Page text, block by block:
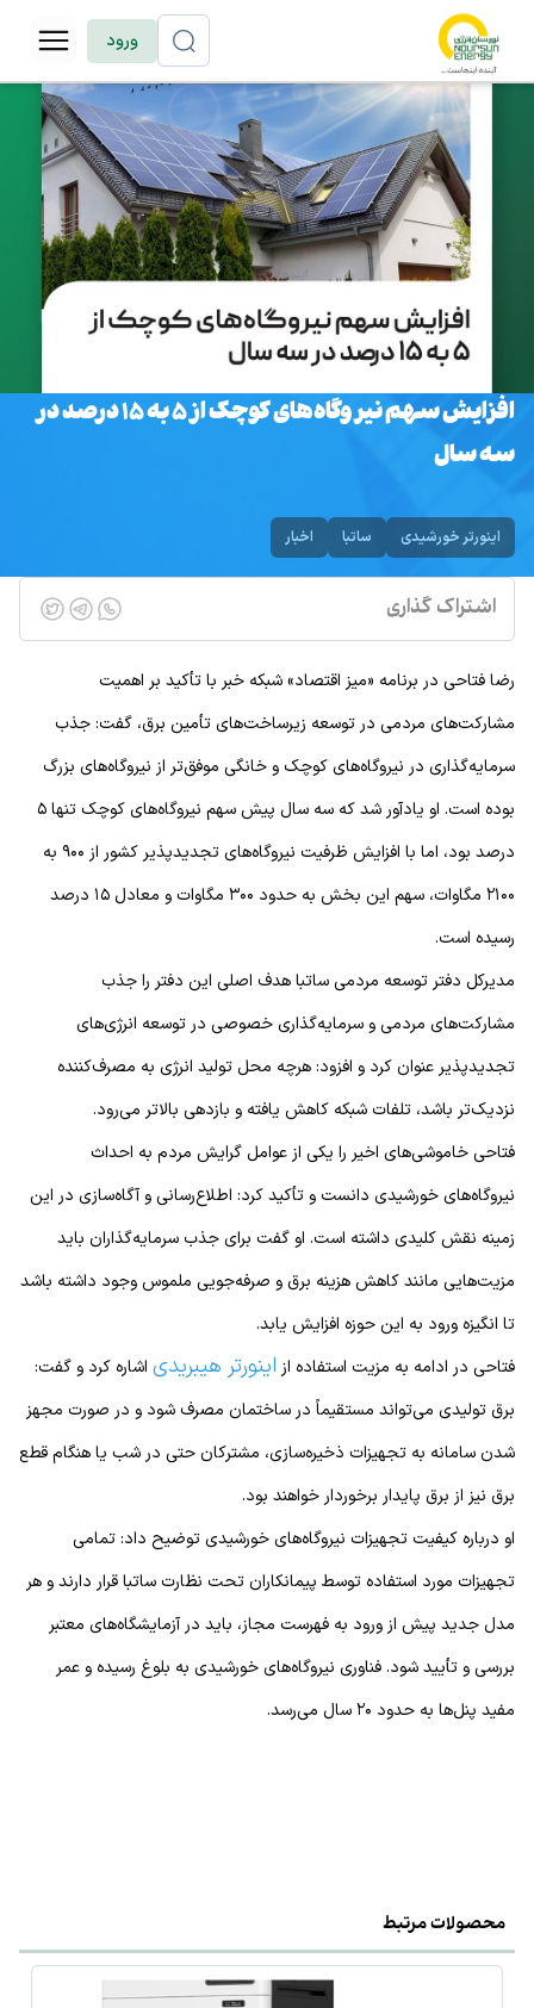
ورود
افزایش سهم نیروگاه‌های کوچک از ۵ به ۱۵ درصد در
سه سال
اینورتر خورشیدی ساتبا اخبار
اشتراک گذاری
رضا فتاحی در برنامه «میز اقتصاد» شبکه خبر با تأکید بر اهمیت
مشارکت‌های مردمی در توسعه زیرساخت‌های تأمین برق، گفت: جذب
سرمایه‌گذاری در نیروگاه‌های کوچک و خانگی موفق‌تر از نیروگاه‌های بزرگ
بوده است. او یادآور شد که سه سال پیش سهم نیروگاه‌های کوچک تنها ۵
درصد بود، اما با افزایش ظرفیت نیروگاه‌های تجدیدپذیر کشور از ۹۰۰ به
۲۱۰۰ مگاوات، سهم این بخش به حدود ۳۰۰ مگاوات و معادل ۱۵ درصد
رسیده است.
مدیرکل دفتر توسعه مردمی ساتبا هدف اصلی این دفتر را جذب
مشارکت‌های مردمی و سرمایه‌گذاری خصوصی در توسعه انرژی‌های
تجدیدپذیر عنوان کرد و افزود: هرچه محل تولید انرژی به مصرف‌کننده
نزدیک‌تر باشد، تلفات شبکه کاهش یافته و بازدهی بالاتر می‌رود.
فتاحی خاموشی‌های اخیر را یکی از عوامل گرایش مردم به احداث
نیروگاه‌های خورشیدی دانست و تأکید کرد: اطلاع‌رسانی و آگاه‌سازی در این
زمینه نقش کلیدی داشته است. او گفت برای جذب سرمایه‌گذاران باید
مزیت‌هایی مانند کاهش هزینه برق و صرفه‌جویی ملموس وجود داشته باشد
تا انگیزه ورود به این حوزه افزایش یابد.
فتاحی در ادامه به مزیت استفاده از اینورتر هیبریدی اشاره کرد و گفت:
برق تولیدی می‌تواند مستقیماً در ساختمان مصرف شود و در صورت مجهز
شدن سامانه به تجهیزات ذخیره‌سازی، مشترکان حتی در شب یا هنگام قطع
برق نیز از برق پایدار برخوردار خواهند بود.
او درباره کیفیت تجهیزات نیروگاه‌های خورشیدی توضیح داد: تمامی
تجهیزات مورد استفاده توسط پیمانکاران تحت نظارت ساتبا قرار دارند و هر
مدل جدید پیش از ورود به فهرست مجاز، باید در آزمایشگاه‌های معتبر
بررسی و تأیید شود. فناوری نیروگاه‌های خورشیدی به بلوغ رسیده و عمر
مفید پنل‌ها به حدود ۲۰ سال می‌رسد.
محصولات مرتبط